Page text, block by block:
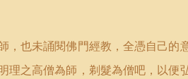
，也未誦閱佛門經教，全憑自己
理之高僧為師，剃髮為僧吧，以